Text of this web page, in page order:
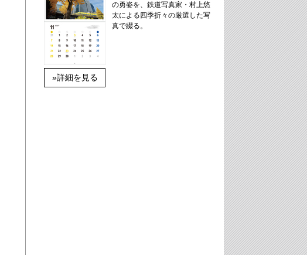
»詳細を見る
の勇姿を、鉄道写真家・村上悠
太による四季折々の厳選した写
真で綴る。